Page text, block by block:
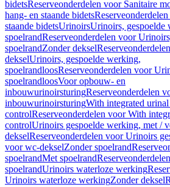
bidetsReserveonderdelen voor Sanitaire
hang- en staande bidets
staande bidetsUrinoirsUrinoirs, gespoelde
spoelrandReserveonderdelen voor
spoelrandZonder deksel
dekselUrinoirs, gespoelde werking,
spoelrandloosReserveonderdelen voor
spoelrandloosVoor opbouw- en
inbouwurinoirsturingReserveonderdelen
inbouwurinoirsturingWith integrated
controlReserveonderdelen voor With
controlUrinoirs gespoelde werking, met /
dekselReserveonderdelen voor Urinoirs
voor wc-dekselZonder spoelrand
spoelrandMet spoelrand
spoelrandUrinoirs waterloze werking
Urinoirs waterloze werkingZonder deksel